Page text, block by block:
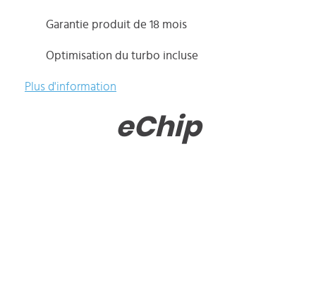
Garantie produit de 18 mois
Optimisation du turbo incluse
Plus d'information
eChip